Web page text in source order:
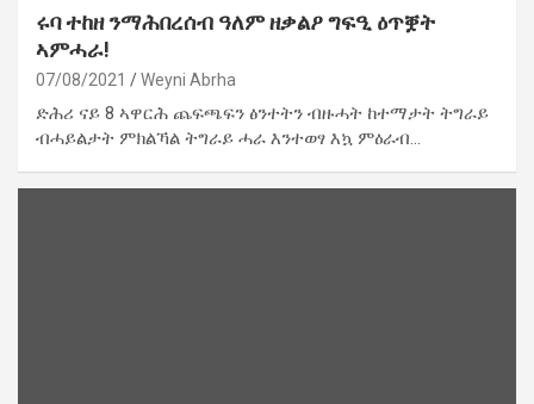
ሩባ ተከዘ ንማሕበረሰብ ዓለም ዘቃልዖ ግፍዒ ዕጥቛት
ኣምሓራ!
07/08/2021 Weyni Abrha
ድሕሪ ናይ 8 ኣዋርሕ ጨፍጫፍን ፅንተትን ብዙሓት ከተማታት ትግራይ
ብሓይልታት ምክልኻል ትግራይ ሓራ እንተወፃ እኳ ምዕራብ…